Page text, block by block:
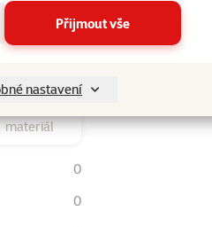
Přijmout vše
nastavení
3
0
0